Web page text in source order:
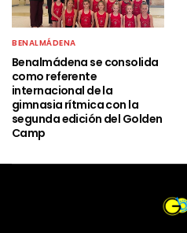
BENALMÁDENA
Benalmádena se consolida
como referente
internacional de la
gimnasia rítmica con la
segunda edición del Golden
Camp